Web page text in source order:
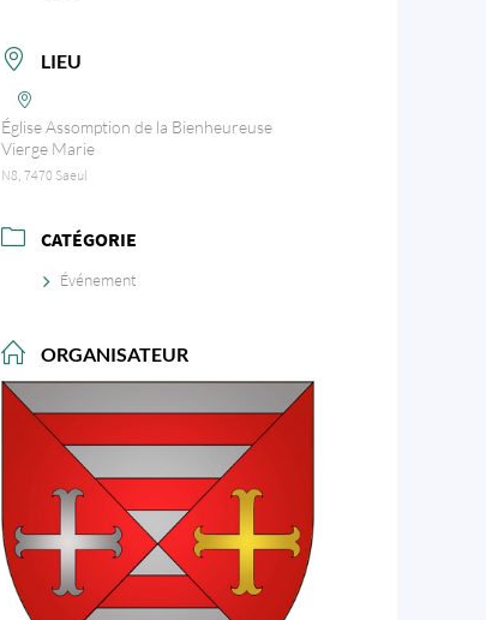
LIEU
Église Assomption de la Bienheureuse
Vierge Marie
N8, 7470 Saeul
CATÉGORIE
Événement
ORGANISATEUR